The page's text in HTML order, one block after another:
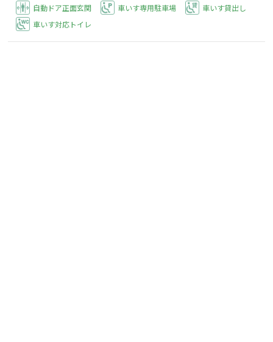
自動ドア正面玄関 車いす専用駐車場
車いす貸出し
車いす対応トイレ